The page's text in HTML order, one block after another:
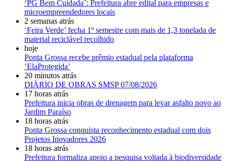
‘PG Bem Cuidada’: Prefeitura abre edital para empresas e
microempreendedores locais
2 semanas atrás
‘Feira Verde’ fecha 1º semestre com mais de 1,3 tonelada de
material reciclável recolhido
hoje
Ponta Grossa recebe prêmio estadual pela plataforma
‘ElaProtegida’
20 minutos atrás
DIÁRIO DE OBRAS SMSP 07/08/2026
17 horas atrás
Prefeitura inicia obras de drenagem para levar asfalto novo ao
Jardim Paraíso
18 horas atrás
Ponta Grossa conquista reconhecimento estadual com dois
Projetos Inovadores 2026
18 horas atrás
Prefeitura formaliza apoio a pesquisa voltada à biodiversidade